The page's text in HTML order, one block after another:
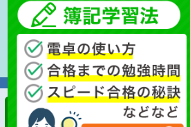
無料メール講座
前を向いて歩こう
キッズ簿記
サ
簿記１級対策 簿記２
Copyright (C)
簿記検定独学応援～簿記１級・２級